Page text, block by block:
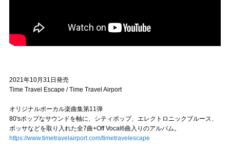
2021年10月31日発売
Time Travel Escape / Time Travel Airport
オリジナルボーカル楽曲集第11弾
80'sポップなサウンドを軸に、シティポップ、エレクトロニックブルース、
ボッサなどを取り入れた全7曲+Off Vocal6曲入りのアルバム。
https://www.timetravelairport.com/timetravelescape